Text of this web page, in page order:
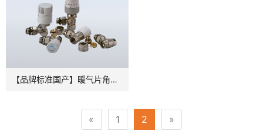
【品牌标准国产】暖气片角阀系列 - 英国伊奈亚暖通
« 1 2 »